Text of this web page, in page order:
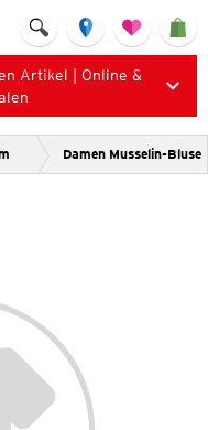
Artikel | Online &
Damen Musselin-Bluse